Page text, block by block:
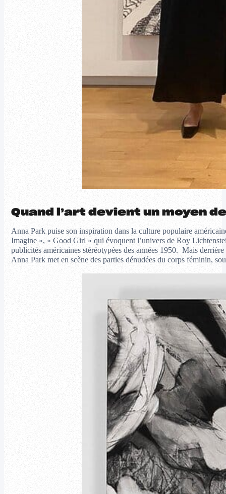
Quand l’art devient un moyen
Anna Park puise son inspiration dans la culture populaire
Imagine », « Good Girl » qui évoquent l’univers de Roy
publicités américaines stéréotypées des années 1950. Mais
Anna Park met en scène des parties dénudées du corps féminin,